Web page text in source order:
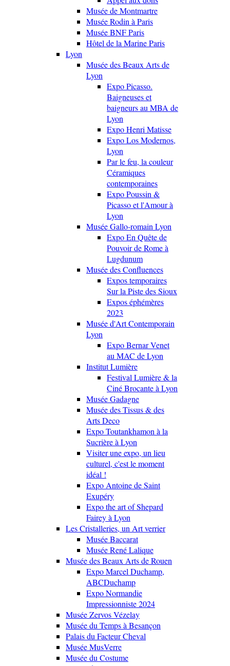
Musée de Montmartre
Musée Rodin à Paris
Musée BNF Paris
Hôtel de la Marine Paris
Lyon
Musée des Beaux Arts de
Lyon
Expo Picasso.
Baigneuses et
baigneurs au MBA de
Lyon
Expo Henri Matisse
Expo Los Modernos,
Lyon
Par le feu, la couleur
Céramiques
contemporaines
Expo Poussin &
Picasso et l'Amour à
Lyon
Musée Gallo-romain Lyon
Expo En Quête de
Pouvoir de Rome à
Lugdunum
Musée des Confluences
Expos temporaires
Sur la Piste des Sioux
Expos éphémères
2023
Musée d'Art Contemporain
Lyon
Expo Bernar Venet
au MAC de Lyon
Institut Lumière
Festival Lumière & la
Ciné Brocante à Lyon
Musée Gadagne
Musée des Tissus & des
Arts Deco
Expo Toutankhamon à la
Sucrière à Lyon
Visiter une expo, un lieu
culturel, c'est le moment
idéal !
Expo Antoine de Saint
Exupéry
Expo the art of Shepard
Fairey à Lyon
Les Cristalleries, un Art verrier
Musée Baccarat
Musée René Lalique
Musée des Beaux Arts de Rouen
Expo Marcel Duchamp,
ABCDuchamp
Expo Normandie
Impressionniste 2024
Musée Zervos Vézelay
Musée du Temps à Besançon
Palais du Facteur Cheval
Musée MusVerre
Musée du Costume